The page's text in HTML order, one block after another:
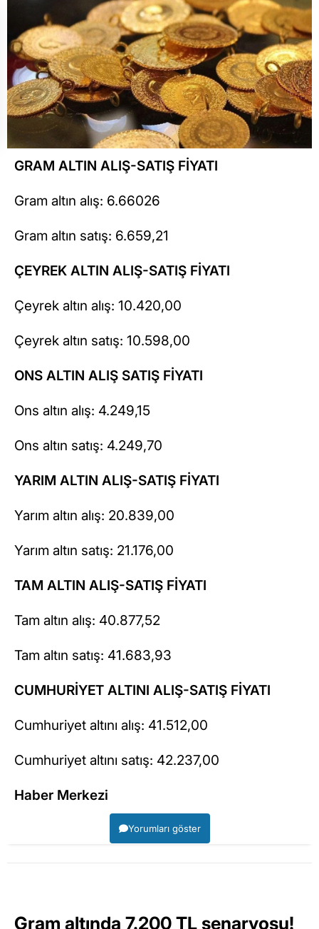
GRAM ALTIN ALIŞ-SATIŞ FİYATI
Gram altın alış: 6.66026
Gram altın satış: 6.659,21
ÇEYREK ALTIN ALIŞ-SATIŞ FİYATI
Çeyrek altın alış: 10.420,00
Çeyrek altın satış: 10.598,00
ONS ALTIN ALIŞ SATIŞ FİYATI
Ons altın alış: 4.249,15
Ons altın satış: 4.249,70
YARIM ALTIN ALIŞ-SATIŞ FİYATI
Yarım altın alış: 20.839,00
Yarım altın satış: 21.176,00
TAM ALTIN ALIŞ-SATIŞ FİYATI
Tam altın alış: 40.877,52
Tam altın satış: 41.683,93
CUMHURİYET ALTINI ALIŞ-SATIŞ FİYATI
Cumhuriyet altını alış: 41.512,00
Cumhuriyet altını satış: 42.237,00
Haber Merkezi
Yorumları göster
Gram altında 7.200 TL senaryosu!